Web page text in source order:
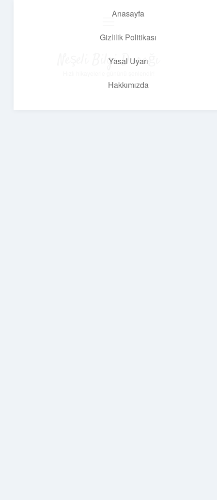
Anasayfa
Gizlilik Politikası
Yasal Uyarı
Hakkımızda
Neşeli Bilgi Durağı